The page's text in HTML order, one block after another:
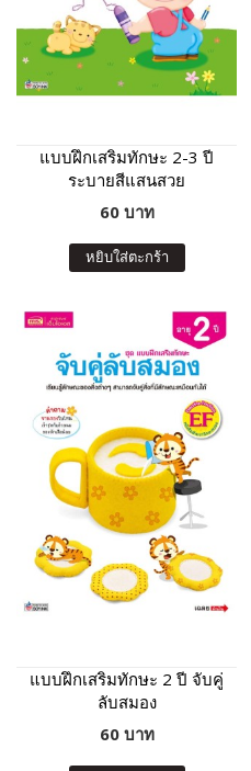
แบบฝึกเสริมทักษะ 2-3 ปี
ระบายสีแสนสวย
60 บาท
หยิบใส่ตะกร้า
แบบฝึกเสริมทักษะ 2 ปี จับคู่
ลับสมอง
60 บาท